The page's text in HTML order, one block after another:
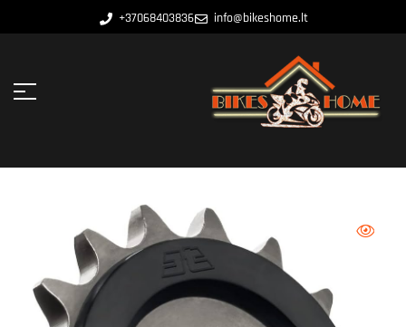
+37068403836 info@bikeshome.lt